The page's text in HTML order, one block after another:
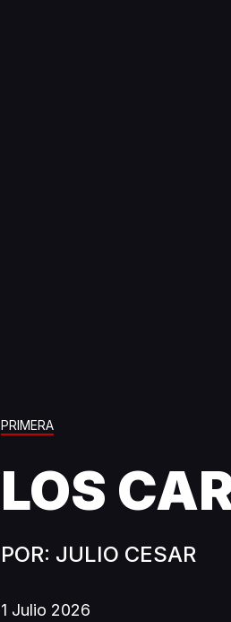
PRIMERA
LOS
POR: JULIO CESAR
1 Julio 2026